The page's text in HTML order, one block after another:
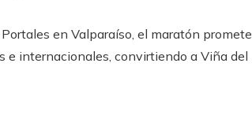
en Valparaíso, el maratón promete
e internacionales, convirtiendo a Viña del